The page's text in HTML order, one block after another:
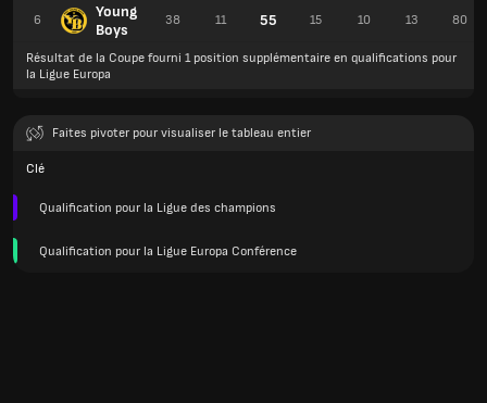
6
Young
Boys
38 11 55 15 10 13 80
Résultat de la Coupe fourni 1 position supplémentaire en qualifications pour
la Ligue Europa
Faites pivoter pour visualiser le tableau entier
Clé
Qualification pour la Ligue des champions
Qualification pour la Ligue Europa Conférence